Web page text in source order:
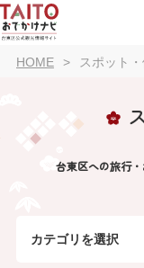
HOME スポット
台東区への旅行
カテゴリを選択